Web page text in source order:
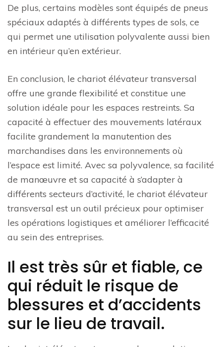
De plus, certains modèles sont équipés de pneus
spéciaux adaptés à différents types de sols, ce
qui permet une utilisation polyvalente aussi bien
en intérieur qu’en extérieur.
En conclusion, le chariot élévateur transversal
offre une grande flexibilité et constitue une
solution idéale pour les espaces restreints. Sa
capacité à effectuer des mouvements latéraux
facilite grandement la manutention des
marchandises dans les environnements où
l’espace est limité. Avec sa polyvalence, sa facilité
de manœuvre et sa capacité à s’adapter à
différents secteurs d’activité, le chariot élévateur
transversal est un outil précieux pour optimiser
les opérations logistiques et améliorer l’efficacité
au sein des entreprises.
Il est très sûr et fiable, ce
qui réduit le risque de
blessures et d’accidents
sur le lieu de travail.